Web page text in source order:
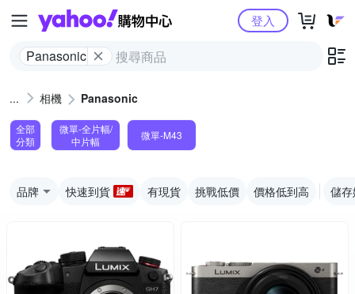
Yahoo購物中心
Panasonic
登入
相機 Panasonic
全部
分類
微單-全片幅/
中片幅
微單-M43
品牌 快速到貨 有現貨 挑戰低價 價格低到高 儲